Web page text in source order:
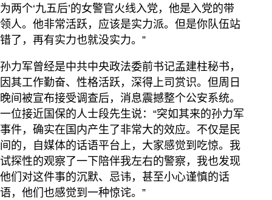
为两个‘九五后’的女警官火线入党，他是入党的带
领人。他非常活跃，应该是实力派。但是你队伍站
错了，再有实力也就没实力。”
孙力军曾经是中共中央政法委前书记孟建柱秘书，
因其工作勤奋、性格活跃，深得上司赏识。但周日
晚间被宣布接受调查后，消息震撼整个公安系统。
一位接近国保的人士段先生说：“突如其来的孙力军
事件，确实在国内产生了非常大的效应。不仅是民
间的，自媒体的话语平台上，大家感觉到吃惊。我
试探性的观察了一下陪伴我左右的警察，我也发现
他们对这件事的沉默、忌讳，甚至小心谨慎的话
语，他们也感觉到一种惊诧。”